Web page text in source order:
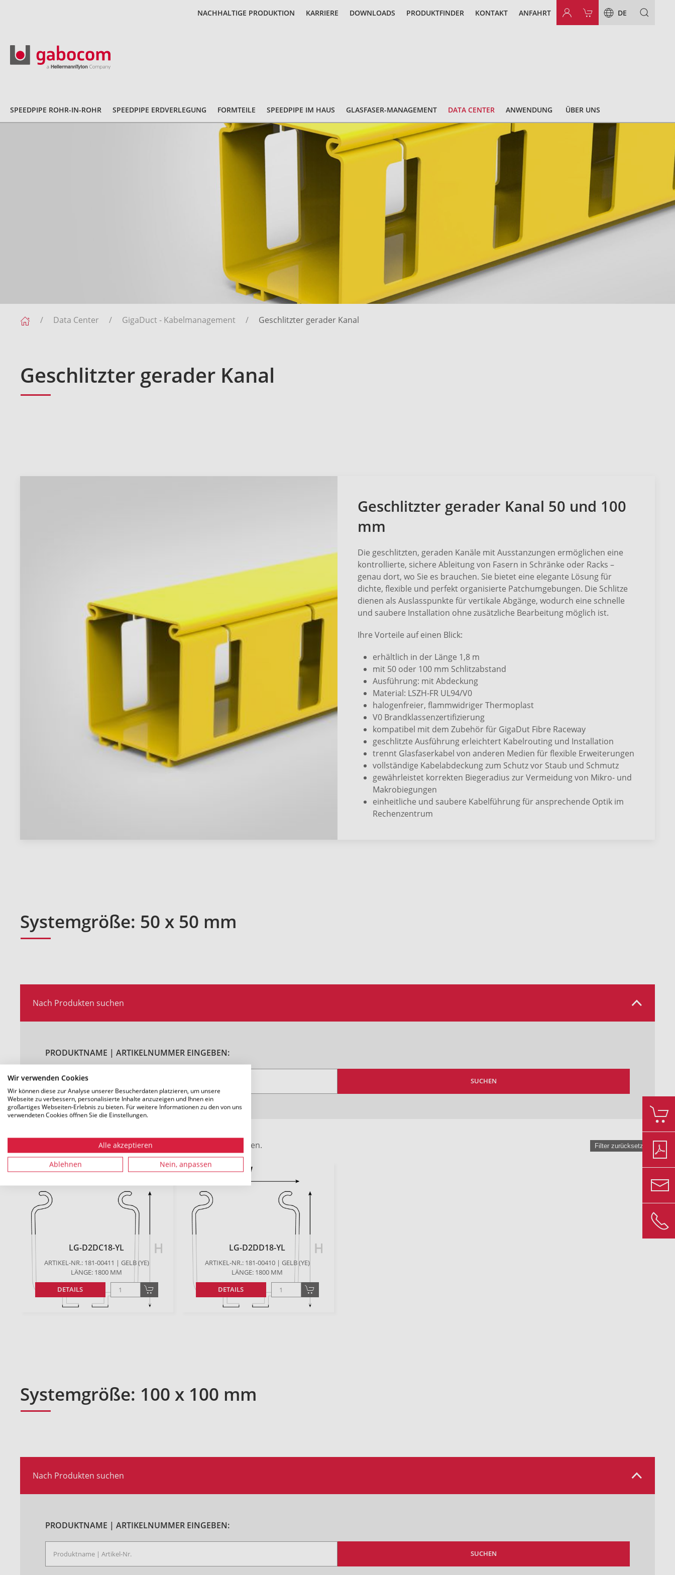
Wir verwenden Cookies
Wir können diese zur Analyse unserer Besucherdaten platzieren, um unsere
Webseite zu verbessern, personalisierte Inhalte anzuzeigen und Ihnen ein
großartiges Webseiten-Erlebnis zu bieten. Für weitere Informationen zu den von uns
verwendeten Cookies öffnen Sie die Einstellungen.
Alle akzeptieren
Ablehnen Nein, anpassen
NACHHALTIGE PRODUKTION KARRIERE DOWNLOADS PRODUKTFINDER KONTAKT ANFAHRT DE
SPEEDPIPE ROHR-IN-ROHR SPEEDPIPE ERDVERLEGUNG FORMTEILE SPEEDPIPE IM HAUS GLASFASER-MANAGEMENT DATA CENTER ANWENDUNG ÜBER UNS
Data Center GigaDuct - Kabelmanagement Geschlitzter gerader Kanal
Geschlitzter gerader Kanal
Geschlitzter gerader Kanal 50 und 100
mm
Die geschlitzten, geraden Kanäle mit Ausstanzungen ermöglichen eine
kontrollierte, sichere Ableitung von Fasern in Schränke oder Racks –
genau dort, wo Sie es brauchen. Sie bietet eine elegante Lösung für
dichte, flexible und perfekt organisierte Patchumgebungen. Die Schlitze
dienen als Auslasspunkte für vertikale Abgänge, wodurch eine schnelle
und saubere Installation ohne zusätzliche Bearbeitung möglich ist.
Ihre Vorteile auf einen Blick:
erhältlich in der Länge 1,8 m
mit 50 oder 100 mm Schlitzabstand
Ausführung: mit Abdeckung
Material: LSZH-FR UL94/V0
halogenfreier, flammwidriger Thermoplast
V0 Brandklassenzertifizierung
kompatibel mit dem Zubehör für GigaDut Fibre Raceway
geschlitzte Ausführung erleichtert Kabelrouting und Installation
trennt Glasfaserkabel von anderen Medien für flexible Erweiterungen
vollständige Kabelabdeckung zum Schutz vor Staub und Schmutz
gewährleistet korrekten Biegeradius zur Vermeidung von Mikro- und
Makrobiegungen
einheitliche und saubere Kabelführung für ansprechende Optik im
Rechenzentrum
Systemgröße: 50 x 50 mm
Nach Produkten suchen
PRODUKTNAME | ARTIKELNUMMER EINGEBEN:
SUCHEN
Produkte zu Ihren Suchkriterien gefunden werden. Filter zurücksetzen
LG-D2DC18-YL
ARTIKEL-NR.: 181-00411 | GELB (YE)
LÄNGE: 1800 MM
DETAILS
LG-D2DD18-YL
ARTIKEL-NR.: 181-00410 | GELB (YE)
LÄNGE: 1800 MM
DETAILS
Systemgröße: 100 x 100 mm
Nach Produkten suchen
PRODUKTNAME | ARTIKELNUMMER EINGEBEN:
SUCHEN